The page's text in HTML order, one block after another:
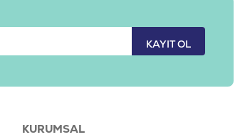
KAYIT OL
KURUMSAL